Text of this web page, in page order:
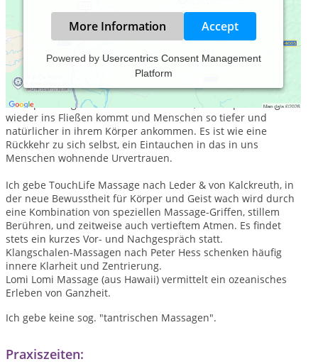
More Information Accept
Powered by Usercentrics Consent Management
Platform
Die TouchLife Massage und Klangschalen-Massage, die ich
anbiete, können zu einer tiefen Entspannung führen, in der
sich Spannungen der Muskulatur lösen, die Körper-Energie
wieder ins Fließen kommt und Menschen so tiefer und
natürlicher in ihrem Körper ankommen. Es ist wie eine
Rückkehr zu sich selbst, ein Eintauchen in das in uns
Menschen wohnende Urvertrauen.
Ich gebe TouchLife Massage nach Leder & von Kalckreuth, in
der neue Bewusstheit für Körper und Geist wach wird durch
eine Kombination von speziellen Massage-Griffen, stillem
Berühren, und zeitweise auch vertieftem Atmen. Es findet
stets ein kurzes Vor- und Nachgespräch statt.
Klangschalen-Massagen nach Peter Hess schenken häufig
innere Klarheit und Zentrierung.
Lomi Lomi Massage (aus Hawaii) vermittelt ein ozeanisches
Erleben von Ganzheit.
Ich gebe keine sog. "tantrischen Massagen".
Praxiszeiten: